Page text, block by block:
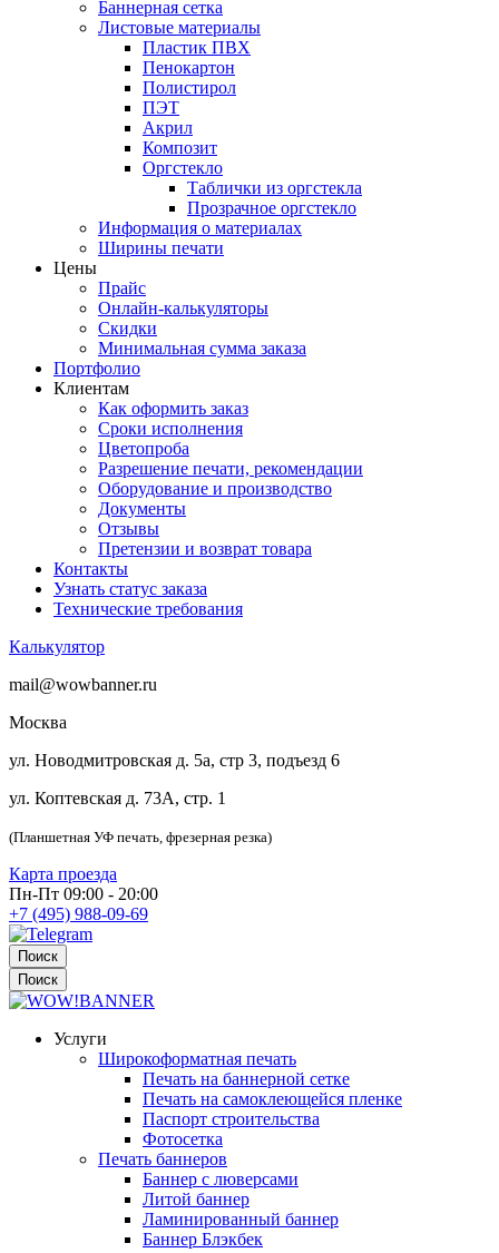
Баннерная сетка
Листовые материалы
Пластик ПВХ
Пенокартон
Полистирол
ПЭТ
Акрил
Композит
Оргстекло
Таблички из оргстекла
Прозрачное оргстекло
Информация о материалах
Ширины печати
Цены
Прайс
Онлайн-калькуляторы
Скидки
Минимальная сумма заказа
Портфолио
Клиентам
Как оформить заказ
Сроки исполнения
Цветопроба
Разрешение печати, рекомендации
Оборудование и производство
Документы
Отзывы
Претензии и возврат товара
Контакты
Узнать статус заказа
Технические требования
Калькулятор
mail@wowbanner.ru
Москва
ул. Новодмитровская д. 5а, стр 3, подъезд 6
ул. Коптевская д. 73А, стр. 1
(Планшетная УФ печать, фрезерная резка)
Карта проезда
Пн-Пт 09:00 - 20:00
+7 (495) 988-09-69
Поиск
Поиск
Услуги
Широкоформатная печать
Печать на баннерной сетке
Печать на самоклеющейся пленке
Паспорт строительства
Фотосетка
Печать баннеров
Баннер с люверсами
Литой баннер
Ламинированный баннер
Баннер Блэкбек